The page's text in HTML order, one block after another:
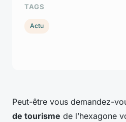
Peut-être vous demandez-
de tourisme de l’hexagone
TAGS
Actu